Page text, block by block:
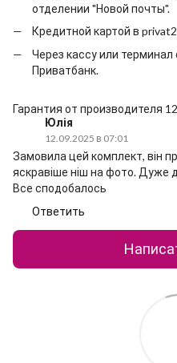
отделении "Новой почты".
Кредитной картой в
Через кассу или
Приватбанк.
Гарантия от производителя
Юлія
12.09.2025 в 07:01
Замовила цей комплект, він
яскравіше ніш на фото. Дуже
Все сподобалось
Ответить